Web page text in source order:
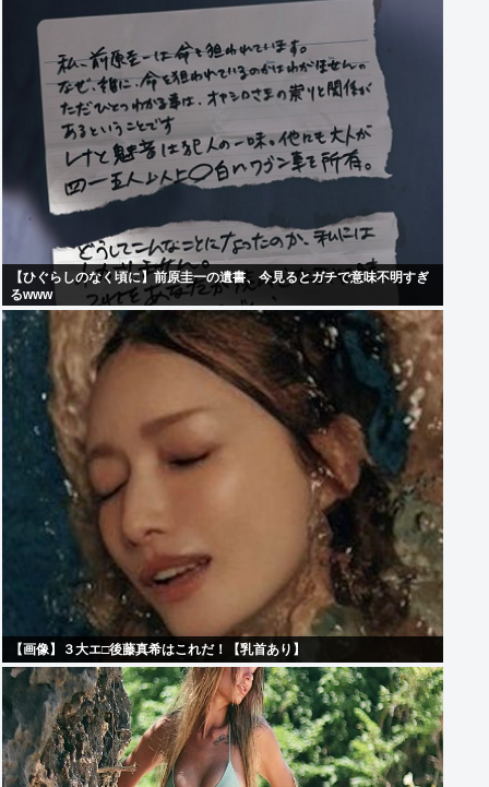
【ひぐらしのなく頃に】前原圭一の遺書、今見るとガチで意味不明すぎ
るwww
【画像】３大エ□後藤真希はこれだ！【乳首あり】